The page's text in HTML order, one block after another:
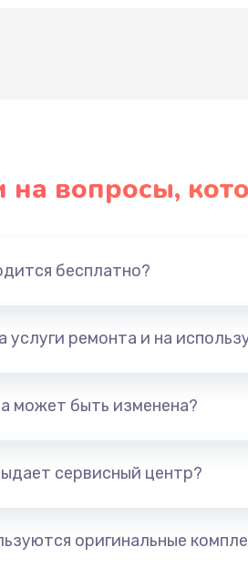
на вопросы,
бесплатно?
услуги ремонта и на
может быть изменена?
сервисный центр?
оригинальные